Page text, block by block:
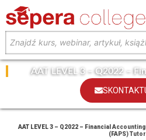
AAT LEVEL 3 – Q2022 –
Preparing Financial
AAT LEVEL 3 – Q2022 – Financial
(FAPS)